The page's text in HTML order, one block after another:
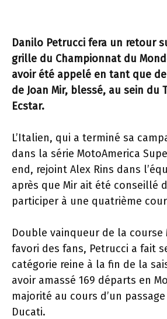
Danilo Petrucci fera un retour
grille du Championnat du
avoir été appelé en tant que
de Joan Mir, blessé, au sein du
Ecstar.
L’Italien, qui a terminé sa
dans la série MotoAmerica
end, rejoint Alex Rins dans
après que Mir ait été conseillé
participer à une quatrième
Double vainqueur de la course
favori des fans, Petrucci a fait
catégorie reine à la fin de la
avoir amassé 169 départs en
majorité au cours d’un
Ducati.